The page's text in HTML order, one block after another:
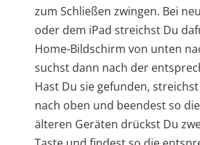
zum Schließen zwingen. Bei
oder dem iPad streichst Du
Home-Bildschirm von unten
suchst dann nach der
Hast Du sie gefunden,
nach oben und beendest so
älteren Geräten drückst Du